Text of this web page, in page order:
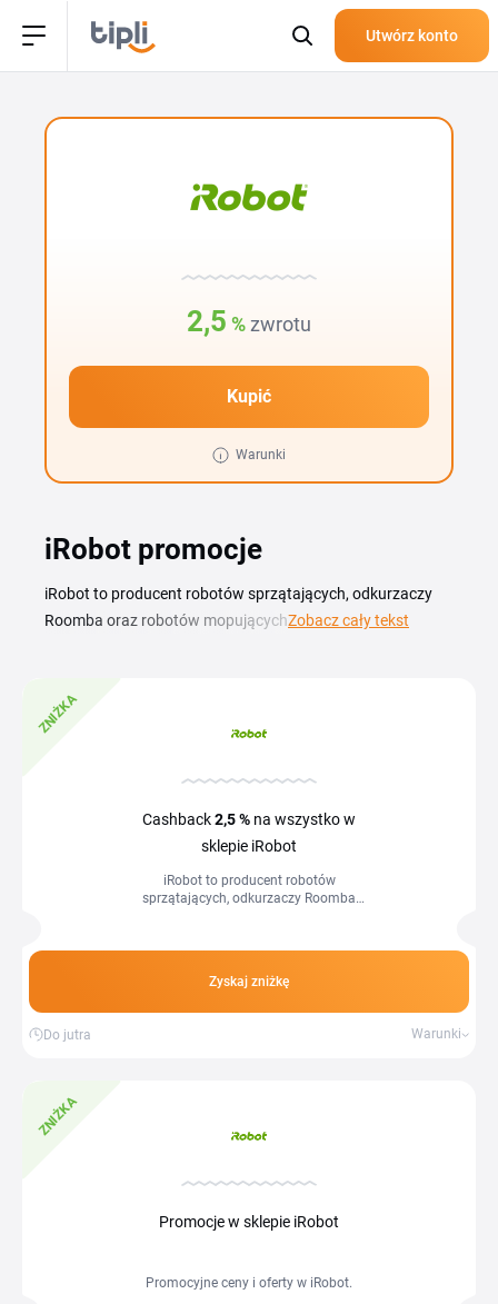
Utwórz konto
2,5 % zwrotu
Kupić
Warunki
iRobot promocje
iRobot to producent robotów sprzątających, odkurzaczy
Roomba oraz robotów mopujących Braava, które
sprzątania w niższej cenie i wykorzystasz aktualne
promocje na wybrane modele. Na tej stronie zbieramy
łatwiej dopasujesz robota do metrażu i rodzaju podłóg.
w koszyku przed złożeniem zamówienia, aby kupić Roomba
Zobacz cały tekst
ZNIŻKA
Cashback2,5 % na wszystko w
sklepie iRobot
iRobot to producent robotów
sprzątających, odkurzaczy Roomba
Twoim domu. Z...
Zyskaj zniżkę
Do jutra Warunki
ZNIŻKA
Promocje w sklepie iRobot
Promocyjne ceny i oferty w iRobot.